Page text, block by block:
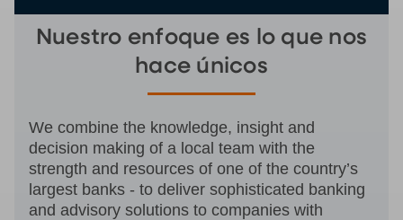
Nuestro enfoque es lo que nos
hace únicos
We combine the knowledge, insight and
decision making of a local team with the
strength and resources of one of the country’s
largest banks - to deliver sophisticated banking
and advisory solutions to companies with